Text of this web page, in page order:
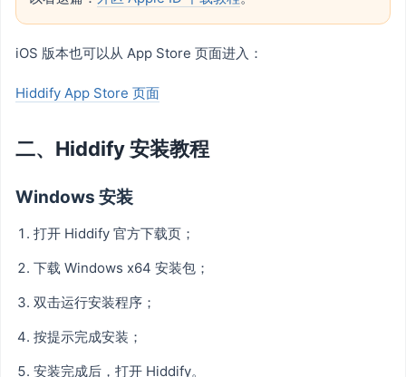
iOS 版本也可以从 App Store 页面进入：
Hiddify App Store 页面
二、Hiddify 安装教程
Windows 安装
打开 Hiddify 官方下载页；
下载 Windows x64 安装包；
双击运行安装程序；
按提示完成安装；
安装完成后，打开 Hiddify。